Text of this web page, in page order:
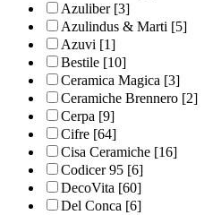
Azuliber[3]
Azulindus & Marti [5]
Azuvi [1]
Bestile [10]
Ceramica Magica [3]
Ceramiche Brennero [2]
Cerpa [9]
Cifre [64]
Cisa Ceramiche [16]
Codicer 95 [6]
DecoVita [60]
Del Conca [6]